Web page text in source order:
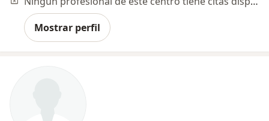
Mostrar perfil